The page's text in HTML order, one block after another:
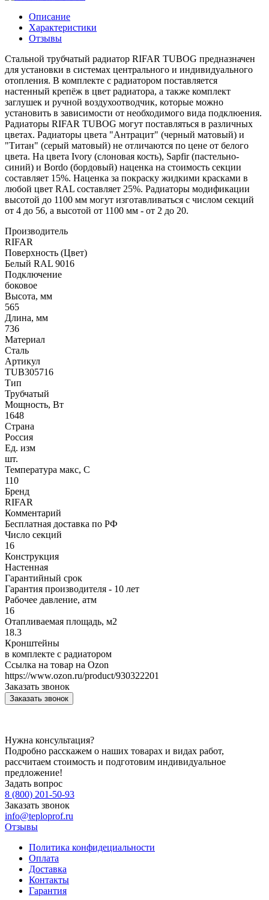
Описание
Характеристики
Отзывы
Стальной трубчатый радиатор RIFAR TUBOG предназначен
для установки в системах центрального и индивидуального
отопления. В комплекте с радиатором поставляется
настенный крепёж в цвет радиатора, а также комплект
заглушек и ручной воздухоотводчик, которые можно
установить в зависимости от необходимого вида подклюения.
Радиаторы RIFAR TUBOG могут поставляться в различных
цветах. Радиаторы цвета "Антрацит" (черный матовый) и
"Титан" (серый матовый) не отличаются по цене от белого
цвета. На цвета Ivory (слоновая кость), Sapfir (пастельно-
синий) и Bordo (бордовый) наценка на стоимость секции
составляет 15%. Наценка за покраску жидкими красками в
любой цвет RAL составляет 25%. Радиаторы модификации
высотой до 1100 мм могут изготавливаться с числом секций
от 4 до 56, а высотой от 1100 мм - от 2 до 20.
Производитель
RIFAR
Поверхность (Цвет)
Белый RAL 9016
Подключение
боковое
Высота, мм
565
Длина, мм
736
Материал
Сталь
Артикул
TUB305716
Тип
Трубчатый
Мощность, Вт
1648
Страна
Россия
Ед. изм
шт.
Температура макс, С
110
Бренд
RIFAR
Комментарий
Бесплатная доставка по РФ
Число секций
16
Конструкция
Настенная
Гарантийный срок
Гарантия производителя - 10 лет
Рабочее давление, атм
16
Отапливаемая площадь, м2
18.3
Кронштейны
в комплекте с радиатором
Ссылка на товар на Ozon
https://www.ozon.ru/product/930322201
Заказать звонок
Заказать звонок
Нужна консультация?
Подробно расскажем о наших товарах и видах работ,
рассчитаем стоимость и подготовим индивидуальное
предложение!
Задать вопрос
8 (800) 201-50-93
Заказать звонок
info@teploprof.ru
Отзывы
Политика конфидециальности
Оплата
Доставка
Контакты
Гарантия